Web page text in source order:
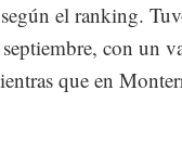
el ranking.
con un
que en